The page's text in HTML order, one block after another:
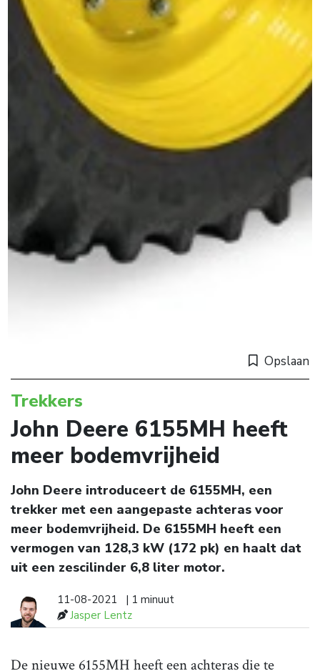
Opslaan
Trekkers
John Deere 6155MH heeft
meer bodemvrijheid
John Deere introduceert de 6155MH, een
trekker met een aangepaste achteras voor
meer bodemvrijheid. De 6155MH heeft een
vermogen van 128,3 kW (172 pk) en haalt dat
uit een zescilinder 6,8 liter motor.
11-08-2021
| 1 minuut
Jasper Lentz
De nieuwe 6155MH heeft een achteras die te